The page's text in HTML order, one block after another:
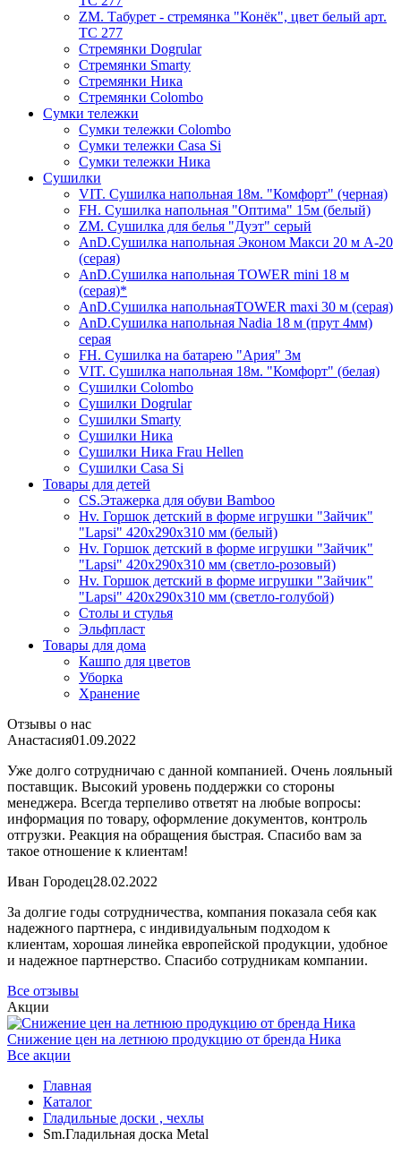
ZM. Табурет - стремянка "Конёк", цвет белый арт.
ТС 277
Стремянки Dogrular
Стремянки Smarty
Стремянки Ника
Стремянки Сolombo
Сумки тележки
Сумки тележки Colombo
Сумки тележки Сasa Si
Сумки тележки Ника
Сушилки
VIT. Сушилка напольная 18м. "Комфорт" (черная)
FH. Сушилка напольная "Оптима" 15м (белый)
ZM. Сушилка для белья "Дуэт" серый
AnD.Сушилка напольная Эконом Макси 20 м А-20
(серая)
AnD.Сушилка напольная TOWER mini 18 м
(серая)*
AnD.Сушилка напольнаяTOWER maxi 30 м (серая)
AnD.Сушилка напольная Nadia 18 м (прут 4мм)
серая
FH. Сушилка на батарею "Ария" 3м
VIT. Сушилка напольная 18м. "Комфорт" (белая)
Cушилки Colombo
Сушилки Dogrular
Сушилки Smarty
Сушилки Ника
Сушилки Ника Frau Hellen
Сушилки Сasa Si
Товары для детей
CS.Этажерка для обуви Bamboo
Hv. Горшок детский в форме игрушки "Зайчик"
"Lapsi" 420х290х310 мм (белый)
Hv. Горшок детский в форме игрушки "Зайчик"
"Lapsi" 420х290х310 мм (светло-розовый)
Hv. Горшок детский в форме игрушки "Зайчик"
"Lapsi" 420х290х310 мм (светло-голубой)
Столы и стулья
Эльфпласт
Товары для дома
Кашпо для цветов
Уборка
Хранение
Отзывы о нас
Анастасия01.09.2022
Уже долго сотрудничаю с данной компанией. Очень лояльный
поставщик. Высокий уровень поддержки со стороны
менеджера. Всегда терпеливо ответят на любые вопросы:
информация по товару, оформление документов, контроль
отгрузки. Реакция на обращения быстрая. Спасибо вам за
такое отношение к клиентам!
Иван Городец28.02.2022
За долгие годы сотрудничества, компания показала себя как
надежного партнера, с индивидуальным подходом к
клиентам, хорошая линейка европейской продукции, удобное
и надежное партнерство. Спасибо сотрудникам компании.
Все отзывы
Акции
Снижение цен на летнюю продукцию от бренда Ника
Все акции
Главная
Каталог
Гладильные доски , чехлы
Sm.Гладильная доска Metal